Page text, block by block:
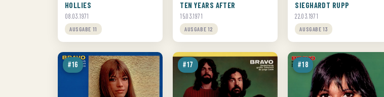
HOLLIES
08.03.1971
AUSGABE 11
TEN YEARS AFTER
15.03.1971
AUSGABE 12
SIEGHARDT RUPP
22.03.1971
AUSGABE 13
#16 #17 #18